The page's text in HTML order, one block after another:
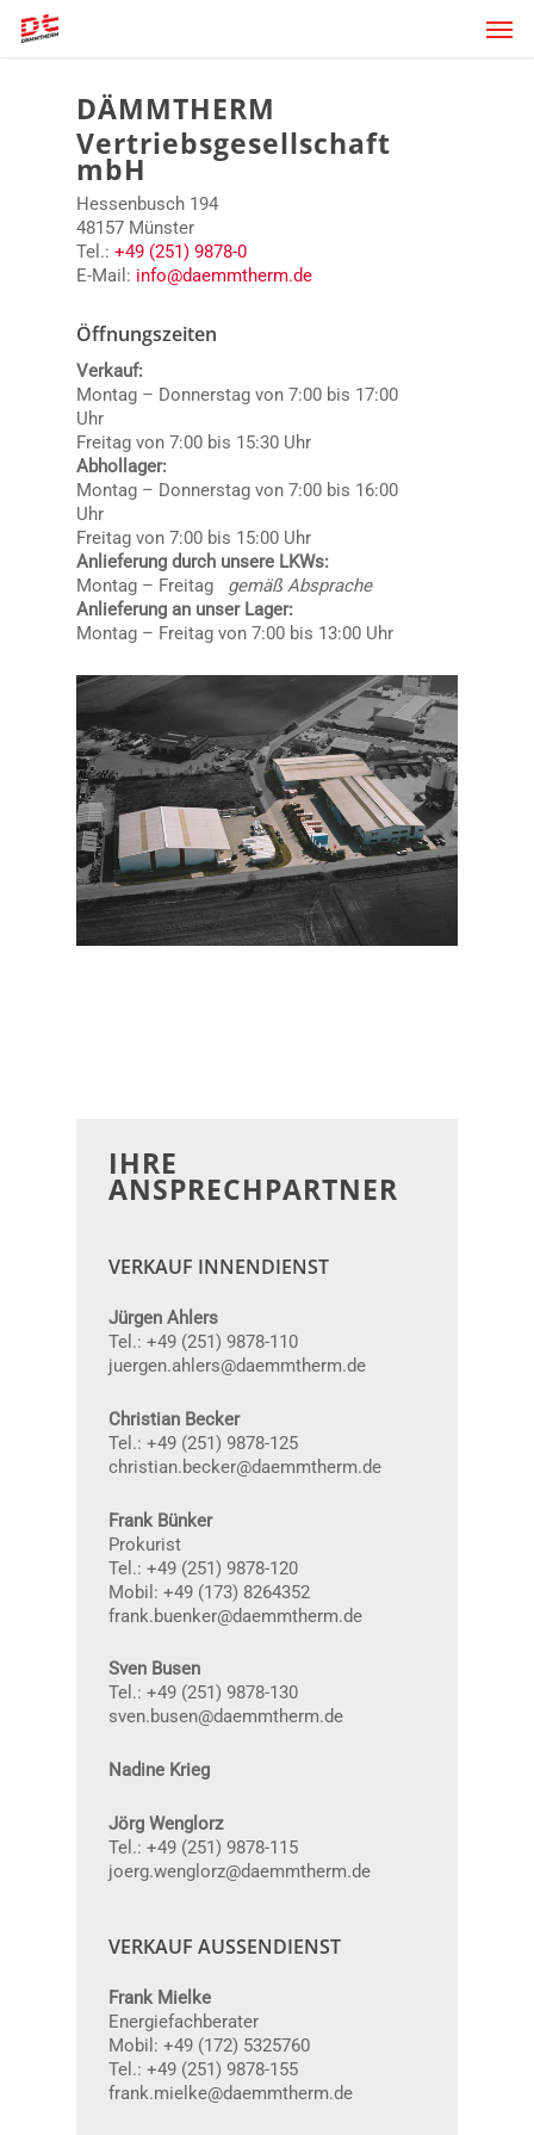
DÄMMTHERM
Vertriebsgesellschaft
mbH
Hessenbusch 194
48157 Münster
Tel.:+49 (251) 9878-0
E-Mail: info@daemmtherm.de
Öffnungszeiten
Verkauf:
Montag – Donnerstag von 7:00 bis 17:00
Uhr
Freitag von 7:00 bis 15:30 Uhr
Abhollager:
Montag – Donnerstag von 7:00 bis 16:00
Uhr
Freitag von 7:00 bis 15:00 Uhr
Anlieferung durch unsere LKWs:
Montag – Freitag gemäß Absprache
Anlieferung an unser Lager:
Montag – Freitag von 7:00 bis 13:00 Uhr
IHRE
ANSPRECHPARTNER
VERKAUF INNENDIENST
Jürgen Ahlers
Tel.: +49 (251) 9878-110
juergen.ahlers@daemmtherm.de
Christian Becker
Tel.: +49 (251) 9878-125
christian.becker@daemmtherm.de
Frank Bünker
Prokurist
Tel.: +49 (251) 9878-120
Mobil: +49 (173) 8264352
frank.buenker@daemmtherm.de
Sven Busen
Tel.: +49 (251) 9878-130
sven.busen@daemmtherm.de
Nadine Krieg
Jörg Wenglorz
Tel.: +49 (251) 9878-115
joerg.wenglorz@daemmtherm.de
VERKAUF AUSSENDIENST
Frank Mielke
Energiefachberater
Mobil: +49 (172) 5325760
Tel.: +49 (251) 9878-155
frank.mielke@daemmtherm.de